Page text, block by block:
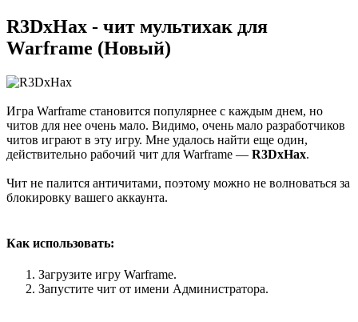
R3DxHax - чит мультихак для
Warframe (Новый)
Игра Warframe становится популярнее с каждым днем, но
читов для нее очень мало. Видимо, очень мало разработчиков
читов играют в эту игру. Мне удалось найти еще один,
действительно рабочий чит для Warframe — R3DxHax.
Чит не палится античитами, поэтому можно не волноваться за
блокировку вашего аккаунта.
Как использовать:
Загрузите игру Warframe.
Запустите чит от имени Администратора.